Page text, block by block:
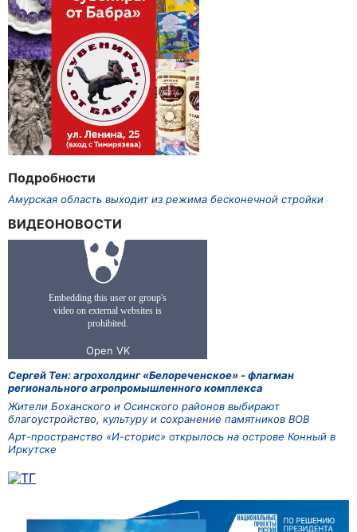
Подробности
Амурская область выходит из режима бесконечной стройки
ВИДЕОНОВОСТИ
Сергей Тен: агрохолдинг «Белореченское» - флагман
регионального агропромышленного комплекса
Жители Боханского и Осинского районов выбирают
благоустройство, культуру и сохранение памятников ВОВ
Арт-пространство «И-сторис» открылось на острове Конный в
Иркутске